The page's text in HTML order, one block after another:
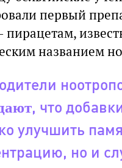
первый
названием
, что
улучшить
но и